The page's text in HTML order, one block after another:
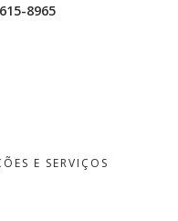
8965
E SERVIÇOS